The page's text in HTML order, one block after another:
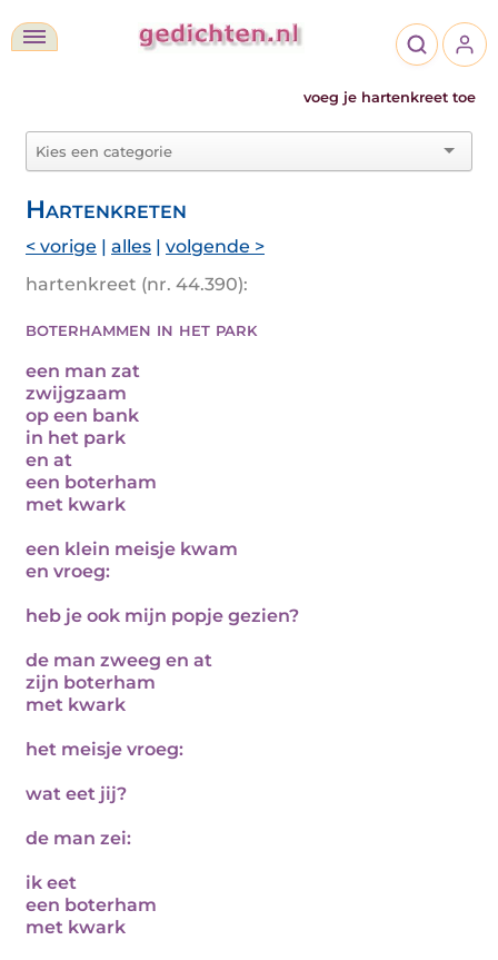
voeg je hartenkreet toe
Hartenkreten
< vorige | alles | volgende >
hartenkreet (nr. 44.390):
boterhammen in het park
een man zat
zwijgzaam
op een bank
in het park
en at
een boterham
met kwark
een klein meisje kwam
en vroeg:
heb je ook mijn popje gezien?
de man zweeg en at
zijn boterham
met kwark
het meisje vroeg:
wat eet jij?
de man zei:
ik eet
een boterham
met kwark